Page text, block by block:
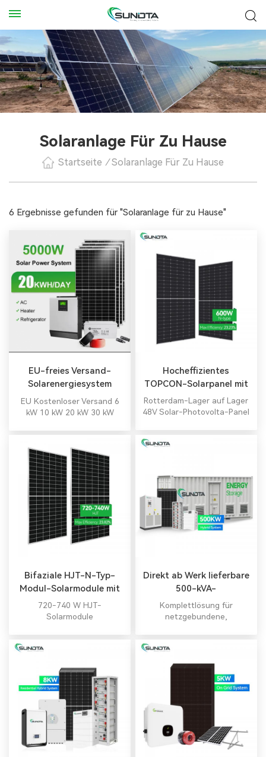
Solaranlage Für Zu Hause
Startseite / Solaranlage Für Zu Hause
6 Ergebnisse gefunden für "Solaranlage für zu Hause"
EU-freies Versand-
Solarenergiesystem
EU Kostenloser Versand 6
kW 10 kW 20 kW 30 kW
LiFePO4 Batterie
Solarenergiesystem
Hocheffizientes
TOPCON-Solarpanel mit
585–600 Watt
Solarenergiesystem für
Rotterdam-Lager auf Lager
48V Solar-Photovolta-Panel
Bifaziale HJT-N-Typ-
Modul-Solarmodule mit
höherer Effizienz
720-740 W HJT-
Solarmodule
Direkt ab Werk lieferbare
500-kVA-
Solarstromanlage mit
professionellem Service
Komplettlösung für
netzgebundene,
Solarenergiesysteme.